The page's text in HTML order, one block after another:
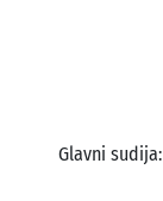
Glavni sudija: